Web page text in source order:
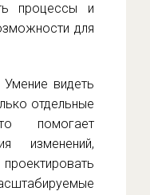
процессы и
для
видеть
отдельные
помогает
изменений,